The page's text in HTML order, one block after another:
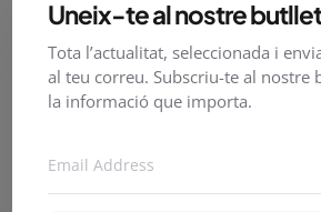
CANIGÓ A...
Juny 25, 2026 26
Uneix-te al nostre
Tota l’actualitat, seleccionada i
al teu correu. Subscriu-te al nostre
la informació que importa.